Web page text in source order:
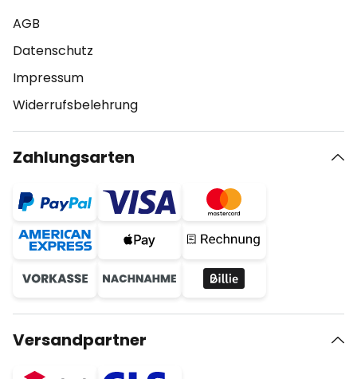
AGB
Datenschutz
Impressum
Widerrufsbelehrung
Zahlungsarten
Versandpartner